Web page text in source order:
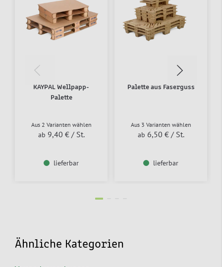
KAYPAL Wellpapp-
Palette
Aus 2 Varianten wählen
ab 9,40 € / St.
lieferbar
Palette aus Faserguss
Aus 3 Varianten wählen
ab 6,50 € / St.
lieferbar
Ähnliche Kategorien